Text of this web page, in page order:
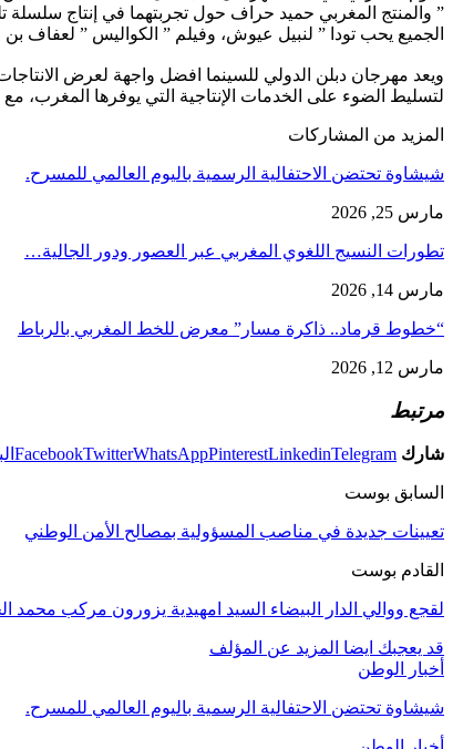
الجميع يحب تودا ” لنبيل عيوش، وفيلم ” الكواليس ” لعفاف بن
لتسليط الضوء على الخدمات الإنتاجية التي يوفرها المغرب،
المزيد من المشاركات
شيشاوة تحتضن الاحتفالية الرسمية باليوم العالمي للمسرح.
مارس 25, 2026
تطورات النسيج اللغوي المغربي عبر العصور ودور الجالية…
مارس 14, 2026
“خطوط قرماد.. ذاكرة مسار” معرض للخط المغربي بالرباط
مارس 12, 2026
مرتبط
شارك FacebookTwitterWhatsAppPinterestLinkedinTelegram
السابق بوست
تعيينات جديدة في مناصب المسؤولية بمصالح الأمن الوطني
القادم بوست
لقجع ووالي الدار البيضاء السيد امهيدية يزورون مركب محمد
قد يعجبك ايضا المزيد عن المؤلف
أخبار الوطن
شيشاوة تحتضن الاحتفالية الرسمية باليوم العالمي للمسرح.